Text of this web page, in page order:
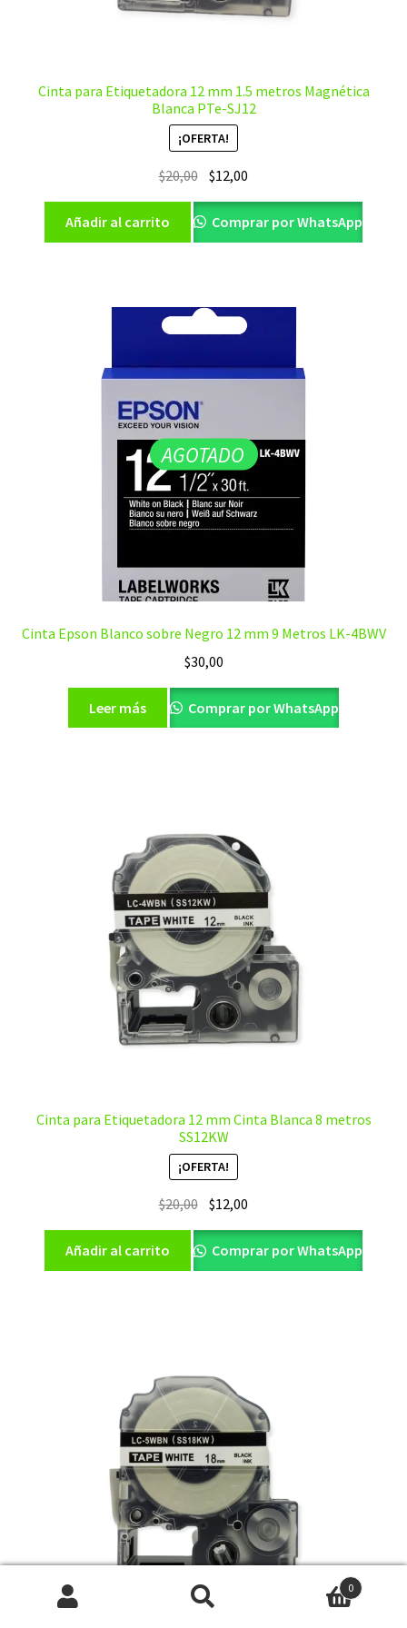
Cinta para Etiquetadora 12 mm 1.5 metros Magnética
Blanca PTe-SJ12
¡OFERTA!
$20,00 El
original
era:
$12,00
actual
es:
Añadir al carrito Comprar por WhatsApp
AGOTADO
Cinta Epson Blanco sobre Negro 12 mm 9 Metros LK-4BWV
$30,00
Leer más Comprar por WhatsApp
Cinta para Etiquetadora 12 mm Cinta Blanca 8 metros
SS12KW
¡OFERTA!
$20,00 El
precio
original
era:
$12,00
precio
actual
es:
Añadir al carrito Comprar por WhatsApp
0